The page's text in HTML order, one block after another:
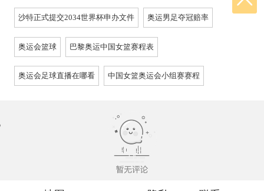
沙特正式提交2034世界杯申办文件 奥运男足夺冠赔率
奥运会篮球 巴黎奥运中国女篮赛程表
奥运会足球直播在哪看 中国女篮奥运会小组赛赛程